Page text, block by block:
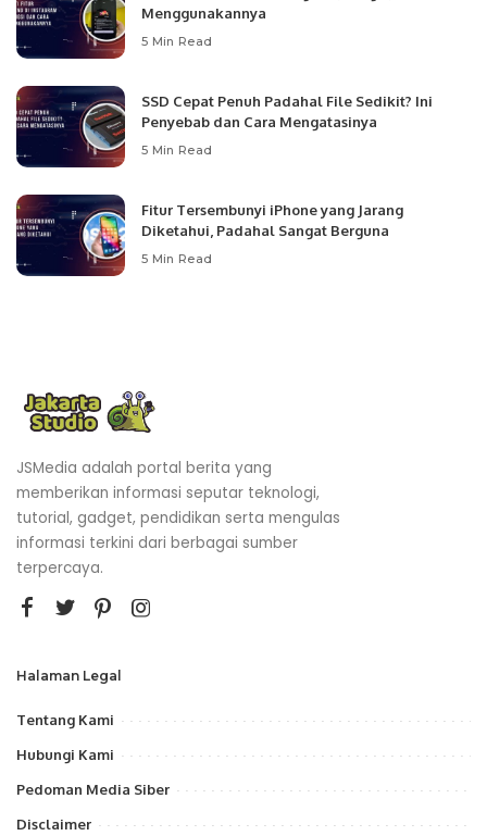
Menggunakannya
5 Min Read
SSD Cepat Penuh Padahal File Sedikit? Ini
Penyebab dan Cara Mengatasinya
5 Min Read
Fitur Tersembunyi iPhone yang Jarang
Diketahui, Padahal Sangat Berguna
5 Min Read
JSMedia adalah portal berita yang
memberikan informasi seputar teknologi,
tutorial, gadget, pendidikan serta mengulas
informasi terkini dari berbagai sumber
terpercaya.
Halaman Legal
Tentang Kami
Hubungi Kami
Pedoman Media Siber
Disclaimer